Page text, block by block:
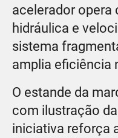
acelerador opera
hidráulica e
sistema
amplia eficiência
O estande da
com ilustração
iniciativa reforça